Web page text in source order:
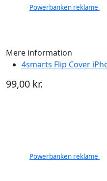
Powerbanken reklame
Mere information
4smarts Flip Cover
99,00 kr.
Powerbanken reklame